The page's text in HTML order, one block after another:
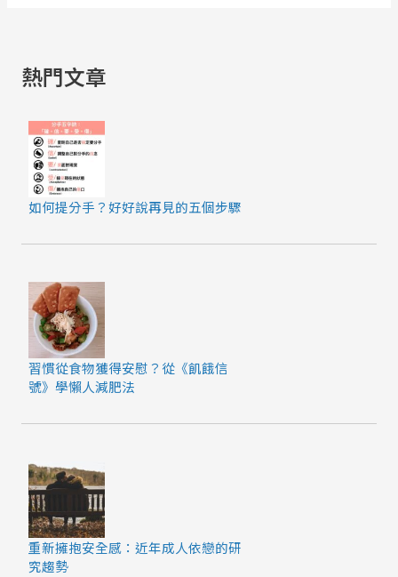
熱門文章
如何提分手？好好說再見的五個步驟
習慣從食物獲得安慰？從《飢餓信
號》學懶人減肥法
重新擁抱安全感：近年成人依戀的研
究趨勢